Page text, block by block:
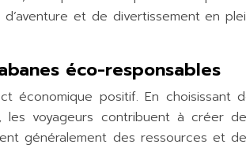
et de divertissement en
éco-responsables
économique positif. En choisissant
les voyageurs contribuent à créer
généralement des ressources et